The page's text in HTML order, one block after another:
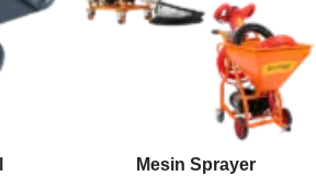
Mesin Sprayer